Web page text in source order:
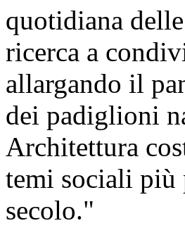
quotidiana
ricerca a
allargando il
dei padiglioni
Architettura
temi sociali più
secolo."